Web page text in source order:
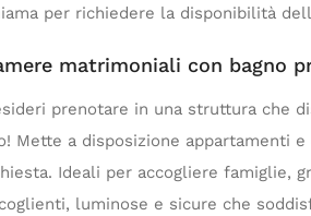
per richiedere la disponibilità
matrimoniali con bagno
prenotare in una struttura che
Mette a disposizione appartamenti e
Ideali per accogliere famiglie,
luminose e sicure che